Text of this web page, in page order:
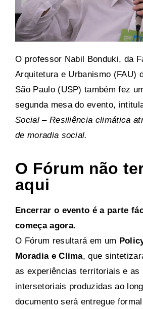
O professor Nabil Bonduki, da
Arquitetura e Urbanismo (FAU)
São Paulo (USP) também fez
segunda mesa do evento,
Social – Resiliência climática
de moradia social.
O Fórum não
aqui
Encerrar o evento é a parte
começa agora.
O Fórum resultará em um
Moradia e Clima, que
as experiências territoriais e as
intersetoriais produzidas ao
documento será entregue